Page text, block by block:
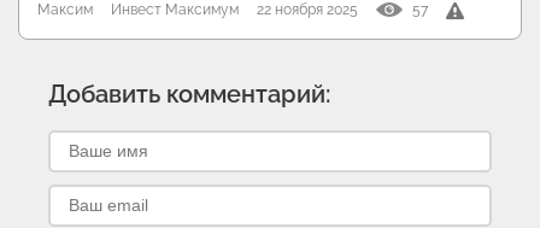
Максим Инвест Максимум 22 ноября 2025 57
Добавить комментарий: